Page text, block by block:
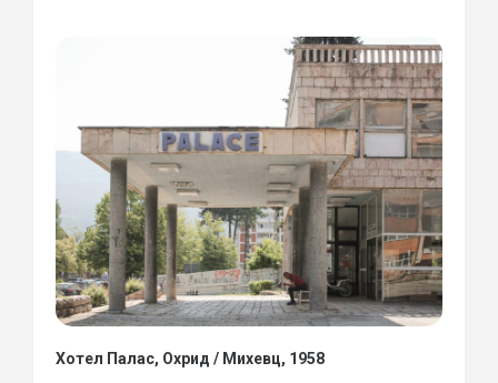
Хотел Палас, Охрид / Михевц, 1958